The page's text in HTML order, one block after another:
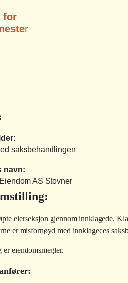
for
saksbehandlingen
navn:
AS Stovner
:
eierseksjon gjennom innklagede.
er misfornøyd med innklagedes
er eiendomsmegler.